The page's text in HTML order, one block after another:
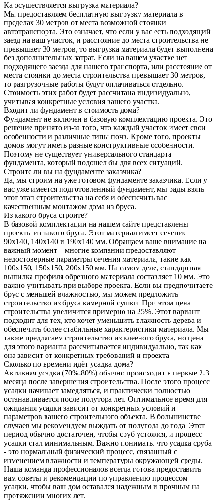
Ка осуществляется выгрузка материала?
Мы предоставляем бесплатную выгрузку материала в
пределах 30 метров от места возможной стоянки
автотранспорта. Это означает, что если у вас есть подходящий
заезд на ваш участок, и расстояние до места строительства не
превышает 30 метров, то выгрузка материала будет выполнена
без дополнительных затрат. Если на вашем участке нет
подходящего заезда для нашего транспорта, или расстояние от
места стоянки до места строительства превышает 30 метров,
то разгрузочные работы будут оплачиваться отдельно.
Стоимость этих работ будет рассчитана индивидуально,
учитывая конкретные условия вашего участка.
Входит ли фундамент в стоимость дома?
Фундамент не включен в базовую комплектацию проекта. Это
решение принято из-за того, что каждый участок имеет свои
особенности и различные типы почв. Кроме того, проекты
домов могут иметь разные конструктивные особенности.
Поэтому не существует универсального стандарта
фундамента, который подошел бы для всех ситуаций.
Строите ли вы на фундаменте заказчика?
Да, мы строим на уже готовом фундаменте заказчика. Если у
вас уже имеется подготовленный фундамент, мы рады взять
этот этап строительства на себя и обеспечить вас
качественным монтажом дома из бруса.
Из какого бруса строите?
В базовой комплектации на нашем сайте представлены
проекты из такого бруса. Этот материал имеет сечение
90x140, 140x140 и 190x140 мм. Обращаем ваше внимание на
важный момент – многие компании предоставляют
недостоверные параметры сечения материала, такие как
100x150, 150x150, 200x150 мм. На самом деле, стандартная
выпилка профиля обрезного материала составляет 10 мм. Это
важно учитывать при выборе проекта. Если вы предпочитаете
брус с меньшей влажностью, мы можем предложить
строительство из бруса камерной сушки. При этом цена
строительства увеличится примерно на 25%. Этот вариант
подходит для тех, кто хочет уменьшить влажность дерева и
обеспечить более стабильные характеристики материала. Мы
также предлагаем строительство из клееного бруса, но цена
для этого варианта рассчитывается индивидуально, так как
она зависит от конкретных требований и проекта.
Сколько по времени идёт усадка дома?
Активная усадка (70%-80%) обычно происходит в первые 2-3
месяца после завершения строительства. После этого процесс
усадки начинает замедляться, и практически полностью
останавливается после полутора лет. Оптимальное время для
ожидания усадки зависит от конкретных условий и
параметров вашего строительного объекта. В большинстве
случаев мы рекомендуем выждать от полугода до года. Этот
период обычно достаточен, чтобы сруб устоялся, и процесс
усадки стал минимальным. Важно понимать, что усадка сруба
- это нормальный физический процесс, связанный с
изменением влажности и температуры окружающей среды.
Наша команда профессионалов всегда готова предоставить
вам советы и рекомендации по управлению процессом
усадки, чтобы ваш дом оставался надежным и прочным на
протяжении многих лет.